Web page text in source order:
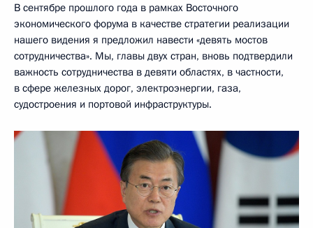
В сентябре прошлого года в рамках Восточного
экономического форума в качестве стратегии реализации
нашего видения я предложил навести «девять мостов
сотрудничества». Мы, главы двух стран, вновь подтвердили
важность сотрудничества в девяти областях, в частности,
в сфере железных дорог, электроэнергии, газа,
судостроения и портовой инфраструктуры.